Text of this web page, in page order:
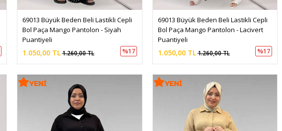
69013 Büyük Beden Beli Lastikli Cepli
Bol Paça Mango Pantolon - Siyah
Puantiyeli
1.050,00 TL1.260,00 TL %17
69013 Büyük Beden Beli Lastikli Cepli
Bol Paça Mango Pantolon - Lacivert
Puantiyeli
1.050,00 TL1.260,00 TL %17